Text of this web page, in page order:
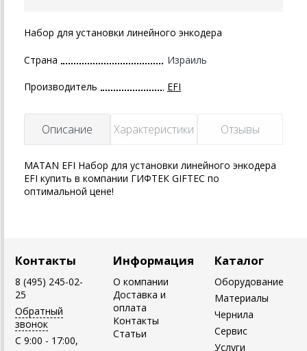
Набор для установки линейного энкодера
Страна Израиль
Производитель EFI
Описание Характеристики Отзывы
MATAN EFI Набор для установки линейного энкодера
EFI купить в компании ГИФТЕК GIFTEC по
оптимальной цене!
Контакты
8 (495) 245-02-
25
Обратный
звонок
C 9:00 - 17:00,
Информация
О компании
Доставка и
оплата
Контакты
Статьи
Каталог
Оборудование
Материалы
Чернила
Сервис
Услуги